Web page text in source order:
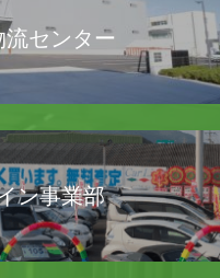
センター
ン事業部